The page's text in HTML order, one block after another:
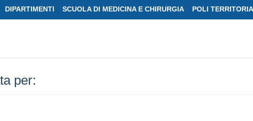
DIPARTIMENTI SCUOLA DI MEDICINA E CHIRURGIA POLI
per: